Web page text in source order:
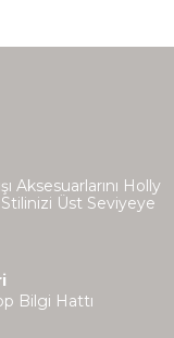
Aksesuarlarını Holly
Üst Seviyeye
Bilgi Hattı